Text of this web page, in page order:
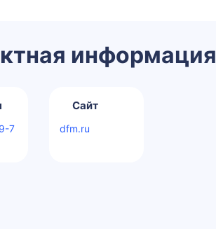
информация
7
Сайт
dfm.ru